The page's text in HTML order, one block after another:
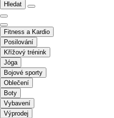
Hledat
Fitness a Kardio
Posilování
Křížový trénink
Jóga
Bojové sporty
Oblečení
Boty
Vybavení
Výprodej